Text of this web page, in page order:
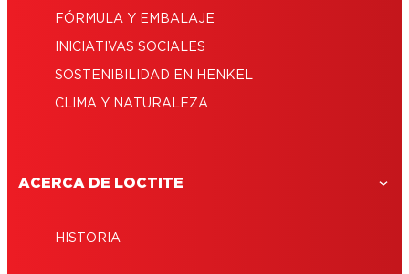
FÓRMULA Y EMBALAJE
INICIATIVAS SOCIALES
SOSTENIBILIDAD EN HENKEL
CLIMA Y NATURALEZA
ACERCA DE LOCTITE
HISTORIA